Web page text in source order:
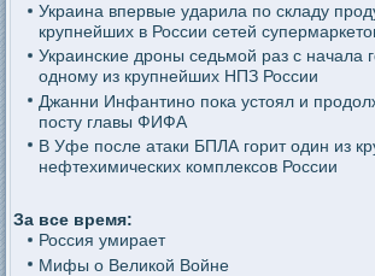
Украина впервые ударила по складу
крупнейших в России сетей
Украинские дроны седьмой раз с начала
одному из крупнейших НПЗ России
Джанни Инфантино пока устоял и
посту главы ФИФА
В Уфе после атаки БПЛА горит один из
нефтехимических комплексов России
За все время:
Россия умирает
Мифы о Великой Войне